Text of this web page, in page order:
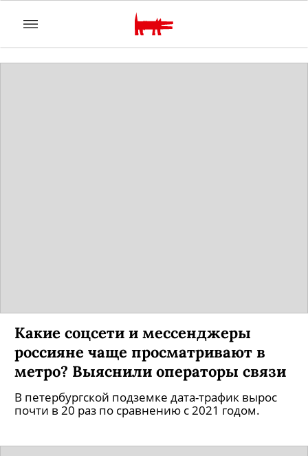
Какие соцсети и мессенджеры
россияне чаще просматривают в
метро? Выяснили операторы связи
В петербургской подземке дата-трафик вырос
почти в 20 раз по сравнению с 2021 годом.